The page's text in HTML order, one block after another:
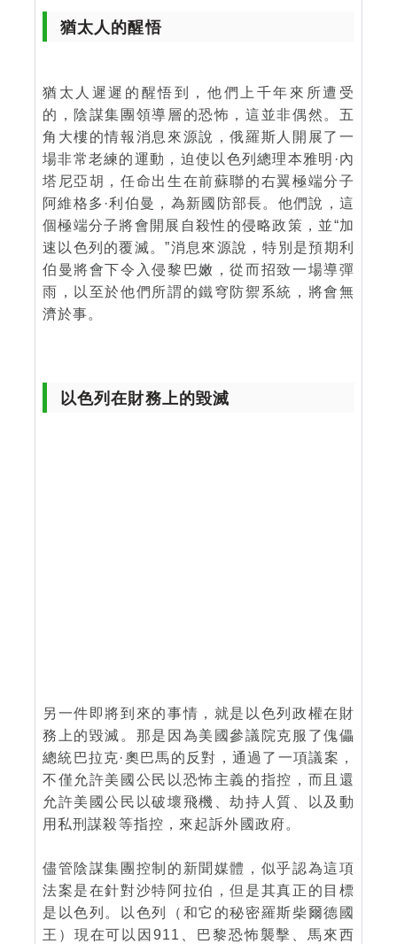
猶太人的醒悟
猶太人遲遲的醒悟到，他們上千年來所遭受
的，陰謀集團領導層的恐怖，這並非偶然。五
角大樓的情報消息來源說，俄羅斯人開展了一
場非常老練的運動，迫使以色列總理本雅明·內
塔尼亞胡，任命出生在前蘇聯的右翼極端分子
阿維格多·利伯曼，為新國防部長。他們說，這
個極端分子將會開展自殺性的侵略政策，並“加
速以色列的覆滅。”消息來源說，特別是預期利
伯曼將會下令入侵黎巴嫩，從而招致一場導彈
雨，以至於他們所謂的鐵穹防禦系統，將會無
濟於事。
以色列在財務上的毀滅
另一件即將到來的事情，就是以色列政權在財
務上的毀滅。那是因為美國參議院克服了傀儡
總統巴拉克·奧巴馬的反對，通過了一項議案，
不僅允許美國公民以恐怖主義的指控，而且還
允許美國公民以破壞飛機、劫持人質、以及動
用私刑謀殺等指控，來起訴外國政府。
儘管陰謀集團控制的新聞媒體，似乎認為這項
法案是在針對沙特阿拉伯，但是其真正的目標
是以色列。以色列（和它的秘密羅斯柴爾德國
王）現在可以因911、巴黎恐怖襲擊、馬來西